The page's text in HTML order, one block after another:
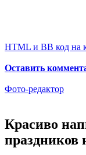
HTML и BB код на
Оставить
Фото-редактор
Красиво
праздников